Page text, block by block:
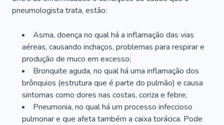
pneumologista trata, estão:
Asma, doença no qual há a inflamação das vias
aéreas, causando inchaços, problemas para respirar e
produção de muco em excesso;
Bronquite aguda, no qual há uma inflamação dos
brônquios (estrutura que é parte do pulmão) e causa
sintomas como dores nas costas, coriza e febre;
Pneumonia, no qual há um processo infeccioso
pulmonar e que afeta também a caixa torácica. Pode